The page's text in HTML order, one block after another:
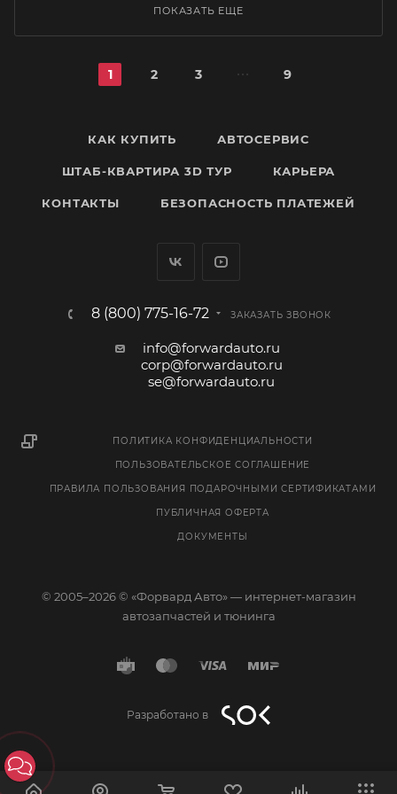
ПОКАЗАТЬ ЕЩЕ
1 2 3 9
КАК КУПИТЬ АВТОСЕРВИС
ШТАБ-КВАРТИРА 3D ТУР КАРЬЕРА
КОНТАКТЫ БЕЗОПАСНОСТЬ ПЛАТЕЖЕЙ
8 (800) 775-16-72 ЗАКАЗАТЬ ЗВОНОК
info@forwardauto.ru
corp@forwardauto.ru
se@forwardauto.ru
ПОЛИТИКА КОНФИДЕНЦИАЛЬНОСТИ
ПОЛЬЗОВАТЕЛЬСКОЕ СОГЛАШЕНИЕ
ПРАВИЛА ПОЛЬЗОВАНИЯ ПОДАРОЧНЫМИ СЕРТИФИКАТАМИ
ПУБЛИЧНАЯ ОФЕРТА
ДОКУМЕНТЫ
© 2005–2026 © «Форвард Авто» — интернет-магазин
автозапчастей и тюнинга
Разработано в